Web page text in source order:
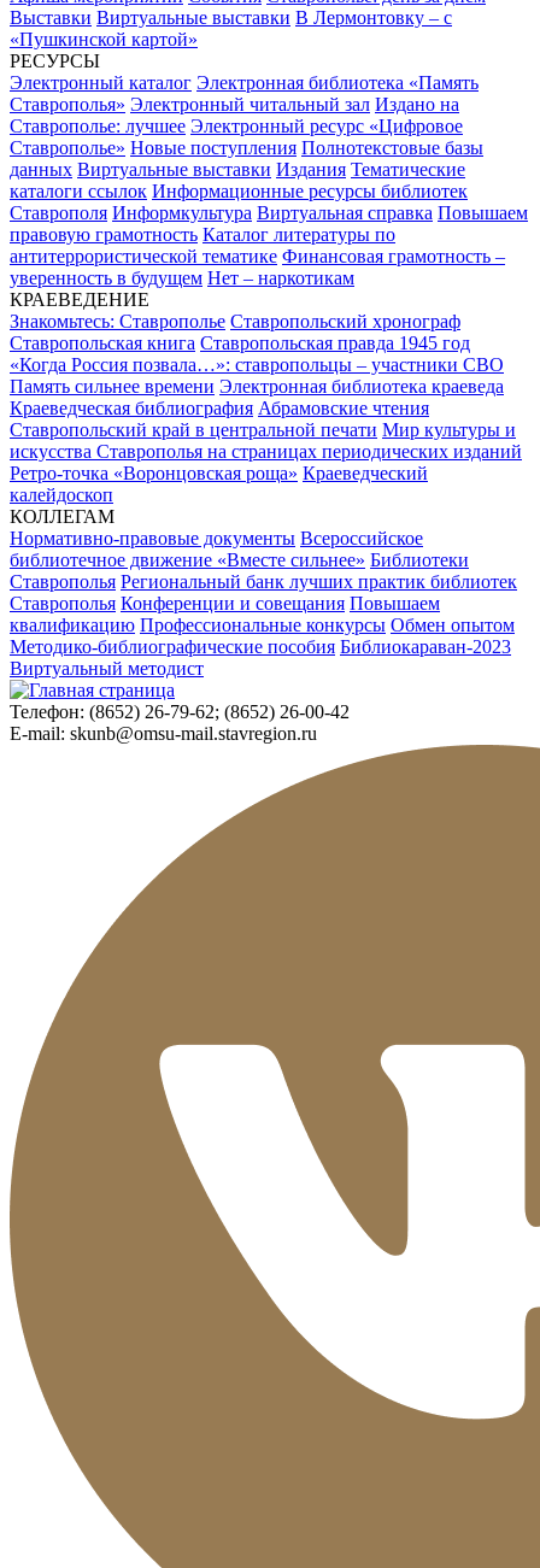
Выставки Виртуальные выставки В Лермонтовку – с
«Пушкинской картой»
РЕСУРСЫ
Электронный каталог Электронная библиотека «Память
Ставрополья» Электронный читальный зал Издано на
Ставрополье: лучшее Электронный ресурс «Цифровое
Ставрополье» Новые поступления Полнотекстовые базы
данных Виртуальные выставки Издания Тематические
каталоги ссылок Информационные ресурсы библиотек
Ставрополя Информкультура Виртуальная справка Повышаем
правовую грамотность Каталог литературы по
антитеррористической тематике Финансовая грамотность –
уверенность в будущем Нет – наркотикам
КРАЕВЕДЕНИЕ
Знакомьтесь: Ставрополье Ставропольский хронограф
Ставропольская книга Ставропольская правда 1945 год
«Когда Россия позвала…»: ставропольцы – участники СВО
Память сильнее времени Электронная библиотека краеведа
Краеведческая библиография Абрамовские чтения
Ставропольский край в центральной печати Мир культуры и
искусства Ставрополья на страницах периодических изданий
Ретро-точка «Воронцовская роща» Краеведческий
калейдоскоп
КОЛЛЕГАМ
Нормативно-правовые документы Всероссийское
библиотечное движение «Вместе сильнее» Библиотеки
Ставрополья Региональный банк лучших практик библиотек
Ставрополья Конференции и совещания Повышаем
квалификацию Профессиональные конкурсы Обмен опытом
Методико-библиографические пособия Библиокараван-2023
Виртуальный методист
Телефон: (8652) 26-79-62; (8652) 26-00-42
E-mail: skunb@omsu-mail.stavregion.ru